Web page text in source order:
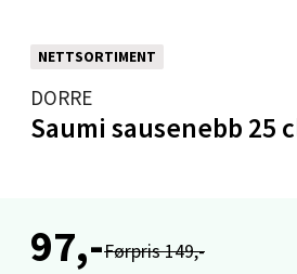
NETTSORTIMENT
DORRE
Saumi sausenebb 25
97,-Førpris 149,-
Mo i Rana - Thon